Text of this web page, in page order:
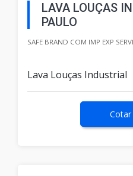
LAVA LOUÇAS
PAULO
SAFE BRAND COM IMP EXP
Lava Louças Industrial